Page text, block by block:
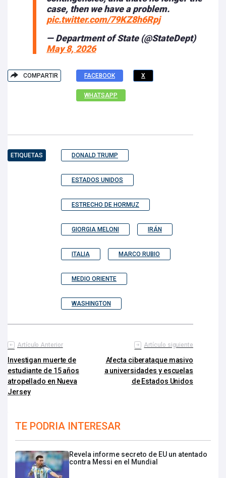
case, then we have a problem.
pic.twitter.com/79KZ8h6Rpj
— Department of State (@StateDept)
May 8, 2026
COMPARTIR FACEBOOK X
WHATSAPP
ETIQUETAS DONALD TRUMP
ESTADOS UNIDOS
ESTRECHO DE HORMUZ
GIORGIA MELONI IRÁN
ITALIA MARCO RUBIO
MEDIO ORIENTE
WASHINGTON
Artículo Anterior
Investigan muerte de
estudiante de 15 años
atropellado en Nueva
Jersey
Artículo siguiente
Afecta ciberataque masivo
a universidades y escuelas
de Estados Unidos
TE PODRIA INTERESAR
Revela informe secreto de EU un atentado
contra Messi en el Mundial